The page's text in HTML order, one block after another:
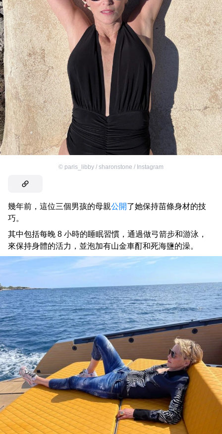
© paris_libby / sharonstone / Instagram
幾年前，這位三個男孩的母親公開了她保持苗條身材的技
巧。
其中包括每晚 8 小時的睡眠習慣，通過做弓箭步和游泳，
來保持身體的活力，並泡加有山金車酊和死海鹽的澡。